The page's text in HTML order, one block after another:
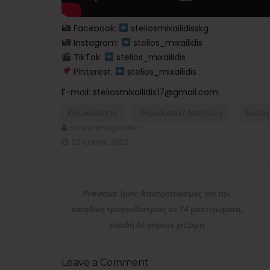
Facebook:
steliosmixailidisskg ​
Instagram:
stelios_mixailidis ​
TikTok:
stelios_mixailidis
Pinterest:
stelios_mixailidis
E-mail: steliosmixailidis17@gmail.com
Leave a Comment